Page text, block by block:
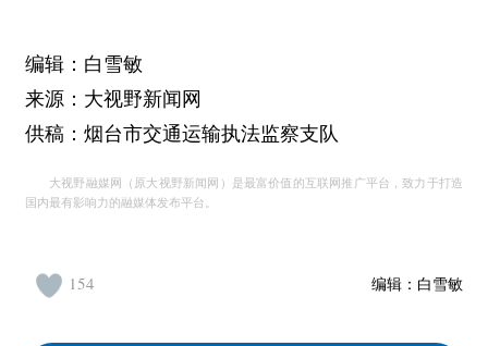
编辑：白雪敏
来源：大视野新闻网
供稿：烟台市交通运输执法监察支队
大视野融媒网（原大视野新闻网）是最富价值的互联网推广平台，致力于打造
国内最有影响力的融媒体发布平台。
编辑： 白雪敏
154